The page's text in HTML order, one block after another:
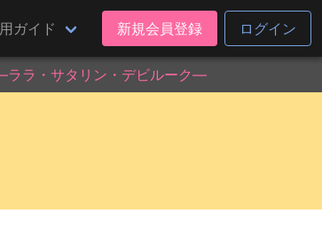
ガイド 新規会員登録 ログイン
ラ・サタリン・デビルーク―